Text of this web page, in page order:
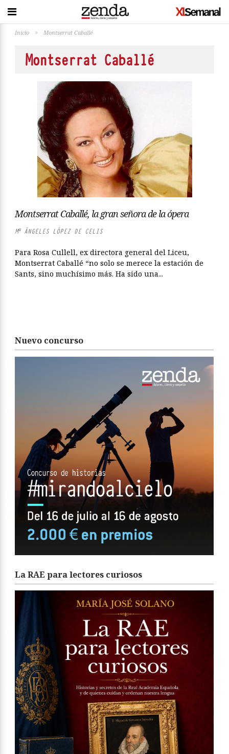
Inicio > Montserrat Caballé
Montserrat Caballé
Montserrat Caballé, la gran señora de la ópera
Mª ÁNGELES LÓPEZ DE CELIS
Para Rosa Cullell, ex directora general del Liceu,
Montserrat Caballé “no solo se merece la estación de
Sants, sino muchísimo más. Ha sido una...
Nuevo concurso
La RAE para lectores curiosos